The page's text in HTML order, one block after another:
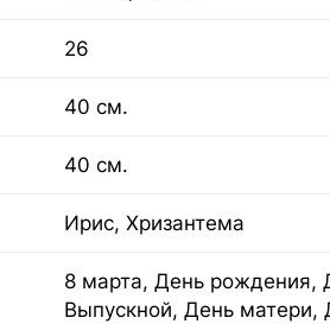
26
40 см.
40 см.
Ирис, Хризантема
8 марта, День рождения,
Выпускной, День матери,